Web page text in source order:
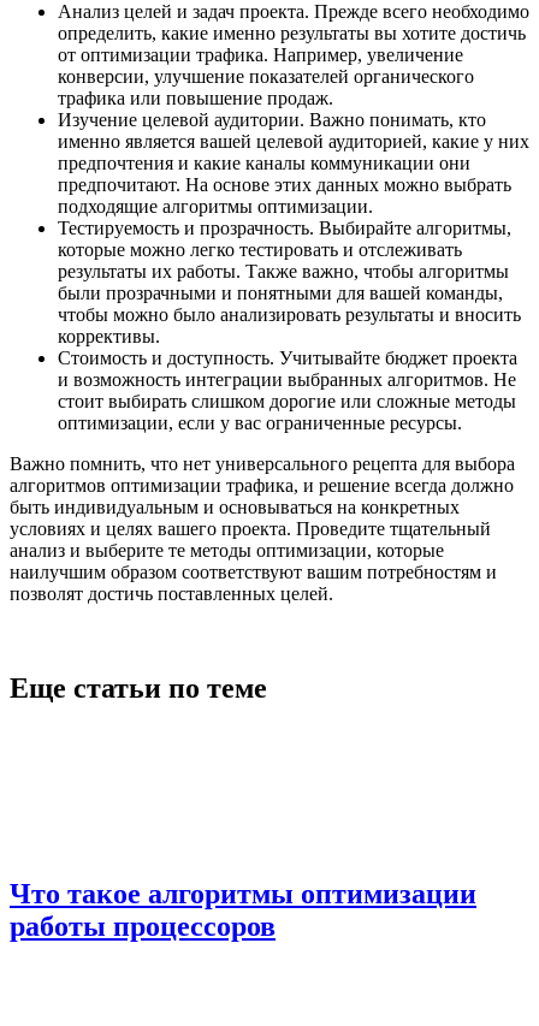
Анализ целей и задач проекта. Прежде всего необходимо
определить, какие именно результаты вы хотите достичь
от оптимизации трафика. Например, увеличение
конверсии, улучшение показателей органического
трафика или повышение продаж.
Изучение целевой аудитории. Важно понимать, кто
именно является вашей целевой аудиторией, какие у них
предпочтения и какие каналы коммуникации они
предпочитают. На основе этих данных можно выбрать
подходящие алгоритмы оптимизации.
Тестируемость и прозрачность. Выбирайте алгоритмы,
которые можно легко тестировать и отслеживать
результаты их работы. Также важно, чтобы алгоритмы
были прозрачными и понятными для вашей команды,
чтобы можно было анализировать результаты и вносить
коррективы.
Стоимость и доступность. Учитывайте бюджет проекта
и возможность интеграции выбранных алгоритмов. Не
стоит выбирать слишком дорогие или сложные методы
оптимизации, если у вас ограниченные ресурсы.
Важно помнить, что нет универсального рецепта для выбора
алгоритмов оптимизации трафика, и решение всегда должно
быть индивидуальным и основываться на конкретных
условиях и целях вашего проекта. Проведите тщательный
анализ и выберите те методы оптимизации, которые
наилучшим образом соответствуют вашим потребностям и
позволят достичь поставленных целей.
Еще статьи по теме
Что такое алгоритмы оптимизации
работы процессоров